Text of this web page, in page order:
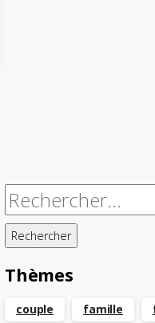
Rechercher :
Thèmes
couple famille